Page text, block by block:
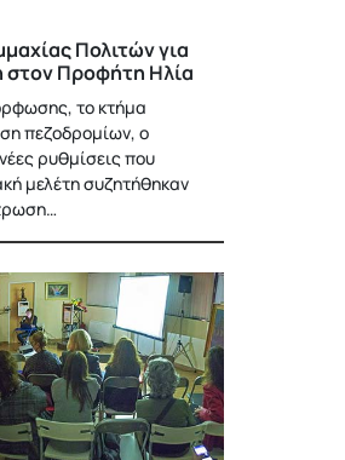
Πολιτών για
Προφήτη Ηλία
το κτήμα
πεζοδρομίων, ο
ρυθμίσεις που
μελέτη συζητήθηκαν